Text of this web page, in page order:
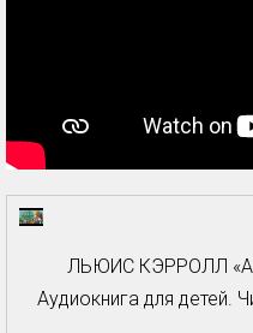
ЛЬЮИС КЭРРОЛЛ
Аудиокнига для детей.